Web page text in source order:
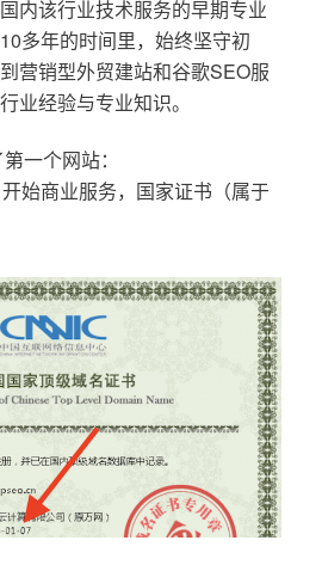
内该行业技术服务的早期专业
多年的时间里，始终坚守初
营销型外贸建站和谷歌SEO服
业经验与专业知识。
一个网站：
始商业服务，国家证书（属于